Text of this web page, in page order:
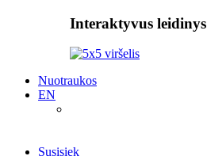
Interaktyvus leidinys
Nuotraukos
EN
Susisiek